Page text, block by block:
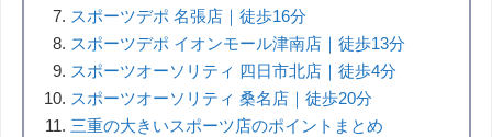
スポーツデポ 名張店｜徒歩16分
スポーツデポ イオンモール津南店｜徒歩13分
スポーツオーソリティ 四日市北店｜徒歩4分
スポーツオーソリティ 桑名店｜徒歩20分
三重の大きいスポーツ店のポイントまとめ